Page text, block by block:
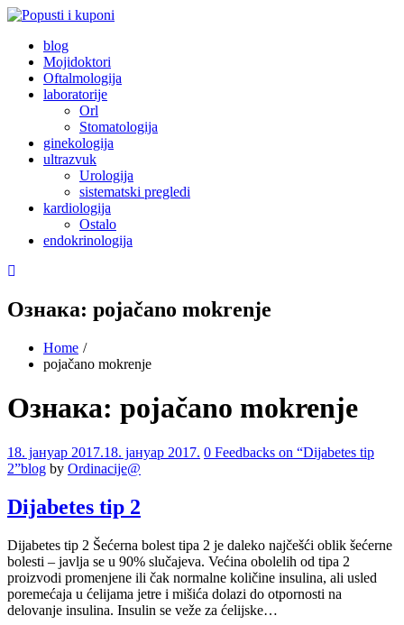
Skip
content
Popusti i kuponi
Popusti Beograd
blog
Mojidoktori
Oftalmologija
laboratorije
Orl
Stomatologija
ginekologija
ultrazvuk
Urologija
sistematski pregledi
kardiologija
Ostalo
endokrinologija
Ознака: pojačano mokrenje
Home
pojačano mokrenje
Ознака: pojačano mokrenje
18. јануар 2017.18. јануар 2017. Comments
0 Feedbacks on “Dijabetes tip
2”blog by Ordinacije@
Dijabetes tip 2
Dijabetes tip 2 Šećerna bolest tipa 2 je daleko najčešći oblik šećerne
bolesti – javlja se u 90% slučajeva. Većina obolelih od tipa 2
proizvodi promenjene ili čak normalne količine insulina, ali usled
poremećaja u ćelijama jetre i mišića dolazi do otpornosti na
delovanje insulina. Insulin se veže za ćelijske…